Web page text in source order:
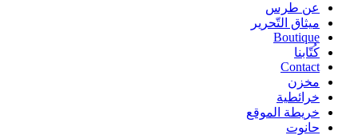
عن طرس
ميثاق التّحرير
Boutique
كُتّابنا
Contact
مخزن
خرائطية
خريطة الموقع
حانوت